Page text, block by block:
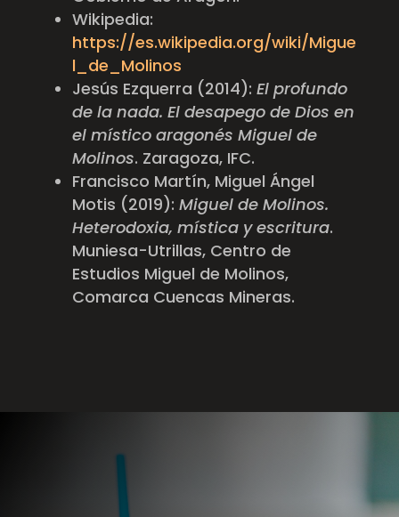
Wikipedia:
https://es.wikipedia.org/wiki/Migue
l_de_Molinos
Jesús Ezquerra (2014): El profundo
de la nada. El desapego de Dios en
el místico aragonés Miguel de
Molinos. Zaragoza, IFC.
Francisco Martín, Miguel Ángel
Motis (2019): Miguel de Molinos.
Heterodoxia, mística y escritura.
Muniesa-Utrillas, Centro de
Estudios Miguel de Molinos,
Comarca Cuencas Mineras.